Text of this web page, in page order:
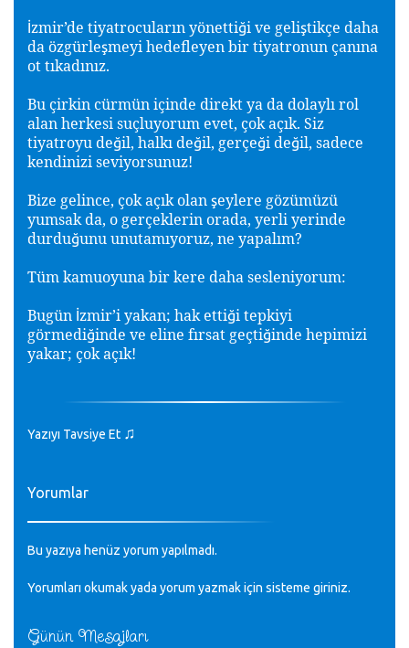
Günün Mesajları
İzmir’de tiyatrocuların yönettiği ve geliştikçe daha
da özgürleşmeyi hedefleyen bir tiyatronun çanına
ot tıkadınız.
Bu çirkin cürmün içinde direkt ya da dolaylı rol
alan herkesi suçluyorum evet, çok açık. Siz
tiyatroyu değil, halkı değil, gerçeği değil, sadece
kendinizi seviyorsunuz!
Bize gelince, çok açık olan şeylere gözümüzü
yumsak da, o gerçeklerin orada, yerli yerinde
durduğunu unutamıyoruz, ne yapalım?
Tüm kamuoyuna bir kere daha sesleniyorum:
Bugün İzmir’i yakan; hak ettiği tepkiyi
görmediğinde ve eline fırsat geçtiğinde hepimizi
yakar; çok açık!
Yazıyı Tavsiye Et ♫
Yorumlar
Bu yazıya henüz yorum yapılmadı.
Yorumları okumak yada yorum yazmak için sisteme giriniz.